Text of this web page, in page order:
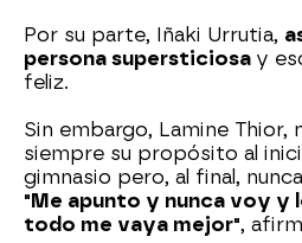
Por su parte, Iñaki Urrutia,
persona supersticiosa y
feliz.
Sin embargo, Lamine Thior,
siempre su propósito al
gimnasio pero, al final,
"Me apunto y nunca voy y
todo me vaya mejor",